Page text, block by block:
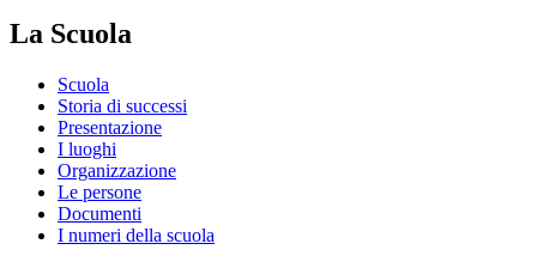
La Scuola
Scuola
Storia di successi
Presentazione
I luoghi
Organizzazione
Le persone
Documenti
I numeri della scuola